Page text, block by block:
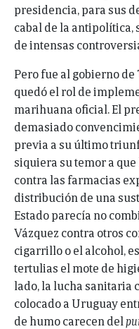
presidencia, para sus
cabal de la antipolítica,
de intensas
Pero fue al gobierno de
quedó el rol de
marihuana oficial. El
demasiado
previa a su último
siquiera su temor a
contra las farmacias
distribución de una
Estado parecía no
Vázquez contra otros
cigarrillo o el alcohol,
tertulias el mote de
lado, la lucha sanitaria
colocado a Uruguay
de humo carecen del